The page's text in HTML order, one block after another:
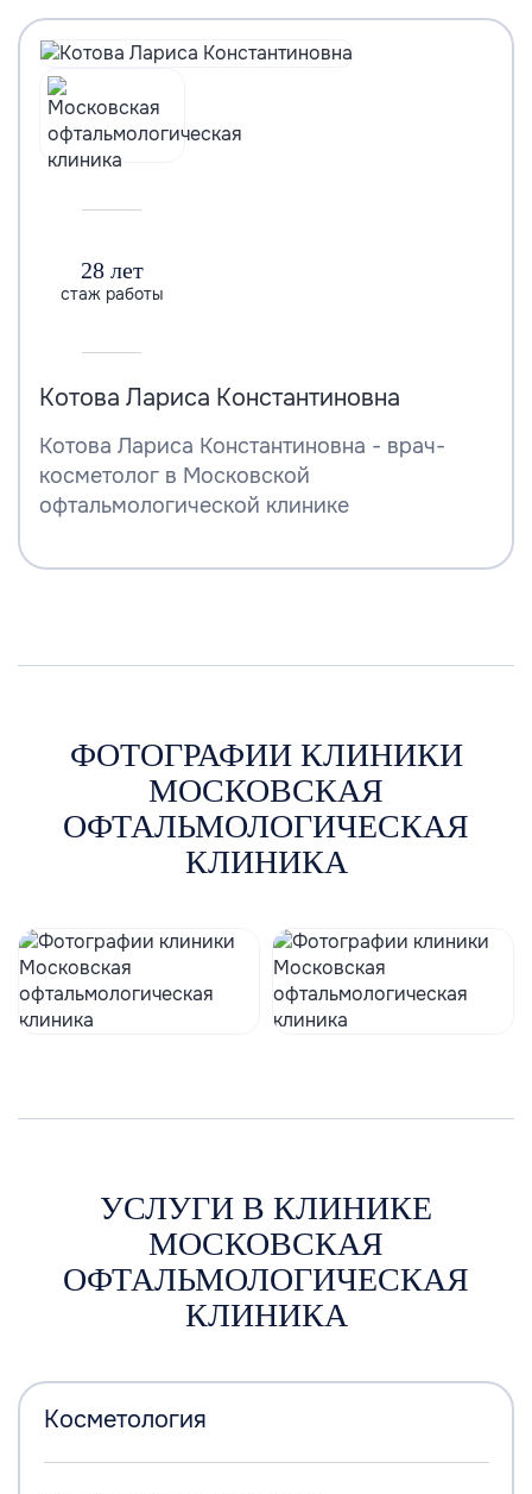
28 лет
стаж работы
Котова Лариса Константиновна
Котова Лариса Константиновна - врач-
косметолог в Московской
офтальмологической клинике
ФОТОГРАФИИ КЛИНИКИ
МОСКОВСКАЯ
ОФТАЛЬМОЛОГИЧЕСКАЯ
КЛИНИКА
УСЛУГИ В КЛИНИКЕ
МОСКОВСКАЯ
ОФТАЛЬМОЛОГИЧЕСКАЯ
КЛИНИКА
Косметология